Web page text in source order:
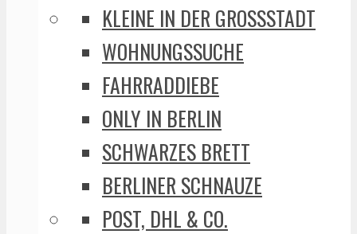
KLEINE IN DER GROSSSTADT
WOHNUNGSSUCHE
FAHRRADDIEBE
ONLY IN BERLIN
SCHWARZES BRETT
BERLINER SCHNAUZE
POST, DHL & CO.